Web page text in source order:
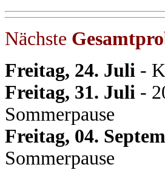
Nächste
Freitag, 24. Juli -
Freitag, 31. Juli -
Sommerpause
Freitag, 04.
Sommerpause